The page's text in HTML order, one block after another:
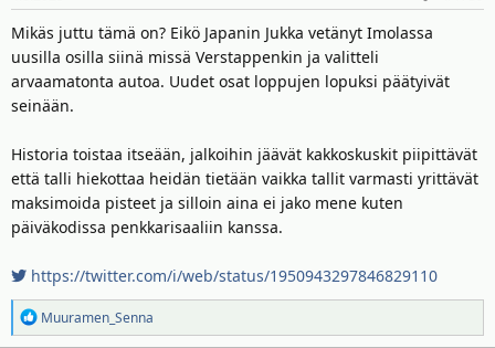
Mikäs juttu tämä on? Eikö Japanin Jukka vetänyt Imolassa
uusilla osilla siinä missä Verstappenkin ja valitteli
arvaamatonta autoa. Uudet osat loppujen lopuksi päätyivät
seinään.
Historia toistaa itseään, jalkoihin jäävät kakkoskuskit piipittävät
että talli hiekottaa heidän tietään vaikka tallit varmasti yrittävät
maksimoida pisteet ja silloin aina ei jako mene kuten
päiväkodissa penkkarisaaliin kanssa.
https://twitter.com/i/web/status/1950943297846829110
R
e
Muuramen_Senna